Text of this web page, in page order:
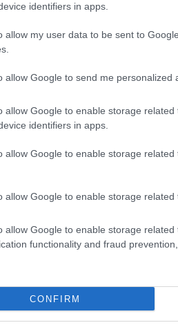
identifiers in apps.
allow my user data to be sent to
allow Google to send me personalized
allow Google to enable storage
identifiers in apps.
allow Google to enable storage
allow Google to enable storage related
allow Google to enable storage related
functionality and fraud
CONFIRM
százalékra mérséklődik, ami a
állampapír kamata az első
és tőkepiaci folyamatokat, a
döntenek. A rugalmasságnak
lehető legalacsonyabb költségek
ki a nekik legmegfelelőbbet.
piacot